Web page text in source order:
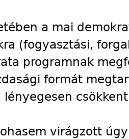
a mai
(fogyasztási,
programnak
formát
lényegesen
virágzott